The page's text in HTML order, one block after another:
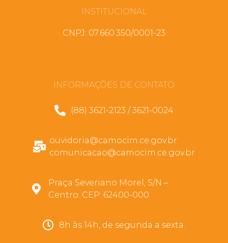
INSTITUCIONAL
CNPJ: 07.660.350/0001-23
INFORMAÇÕES DE CONTATO
(88) 3621-2123 / 3621-0024
ouvidoria@camocim.ce.gov.br
comunicacao@camocim.ce.gov.br
Praça Severiano Morel, S/N –
Centro. CEP: 62400-000
8h às 14h, de segunda a sexta.